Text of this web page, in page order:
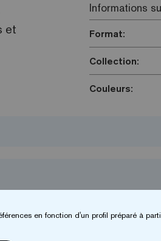
et
Informations
Format:
Collection:
Couleurs:
en fonction d'un profil préparé à